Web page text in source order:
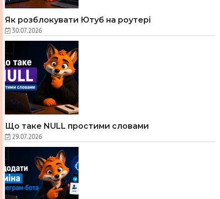
Як розблокувати Ютуб на роутері
30.07.2026
Що таке NULL простими словами
29.07.2026